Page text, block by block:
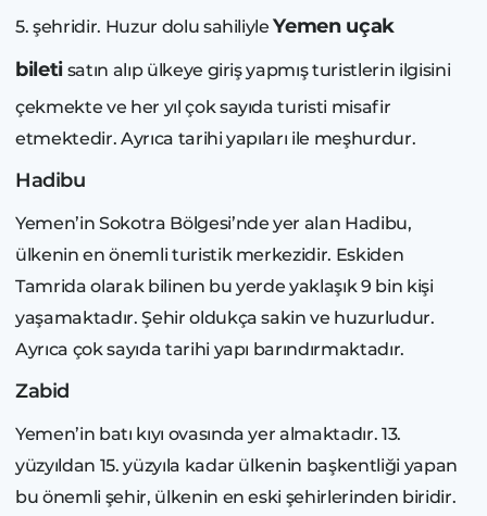
5. şehridir. Huzur dolu sahiliyleYemen uçak
biletisatın alıp ülkeye giriş yapmış turistlerin ilgisini
çekmekte ve her yıl çok sayıda turisti misafir
etmektedir. Ayrıca tarihi yapıları ile meşhurdur.
Hadibu
Yemen’in Sokotra Bölgesi’nde yer alan Hadibu,
ülkenin en önemli turistik merkezidir. Eskiden
Tamrida olarak bilinen bu yerde yaklaşık 9 bin kişi
yaşamaktadır. Şehir oldukça sakin ve huzurludur.
Ayrıca çok sayıda tarihi yapı barındırmaktadır.
Zabid
Yemen’in batı kıyı ovasında yer almaktadır. 13.
yüzyıldan 15. yüzyıla kadar ülkenin başkentliği yapan
bu önemli şehir, ülkenin en eski şehirlerinden biridir.